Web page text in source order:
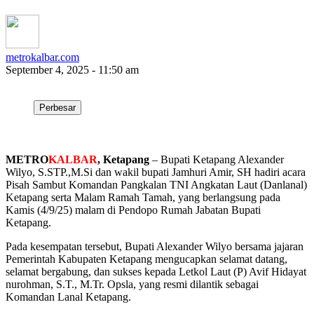
metrokalbar.com
September 4, 2025 - 11:50 am
Perbesar
METROKALBAR, Ketapang – Bupati Ketapang Alexander
Wilyo, S.STP.,M.Si dan wakil bupati Jamhuri Amir, SH hadiri acara
Pisah Sambut Komandan Pangkalan TNI Angkatan Laut (Danlanal)
Ketapang serta Malam Ramah Tamah, yang berlangsung pada
Kamis (4/9/25) malam di Pendopo Rumah Jabatan Bupati
Ketapang.
Pada kesempatan tersebut, Bupati Alexander Wilyo bersama jajaran
Pemerintah Kabupaten Ketapang mengucapkan selamat datang,
selamat bergabung, dan sukses kepada Letkol Laut (P) Avif Hidayat
nurohman, S.T., M.Tr. Opsla, yang resmi dilantik sebagai
Komandan Lanal Ketapang.